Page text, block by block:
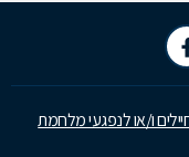
ו/או לנפגעי מלחמת